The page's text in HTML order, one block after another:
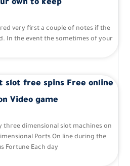
own to keep!
very first a couple of notes if the
In the event the sometimes of your
slot free spins Free online
Video game
three dimensional slot machines on
Ports On line during the
Fortune Each day